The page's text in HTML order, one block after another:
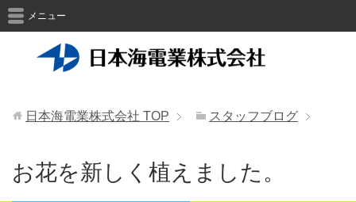
メニュー
日本海電業株式会社 TOP スタッフブログ
お花を新しく植えました。